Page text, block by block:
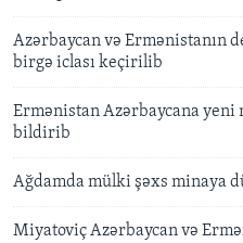
Azərbaycan və Ermənistanın
birgə iclası keçirilib
Ermənistan Azərbaycana
bildirib
Ağdamda mülki şəxs minaya
Miyatoviç Azərbaycan və